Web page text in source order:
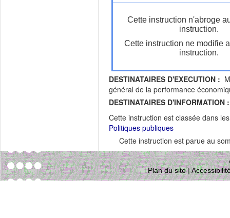
Cette instruction n'abroge
instruction.
Cette instruction ne modifie
instruction.
DESTINATAIRES D'EXECUTION :
général de la performance
DESTINATAIRES D'INFORMATION :
Cette instruction est classée dans
Politiques publiques
Cette instruction est parue au
Plan du site|